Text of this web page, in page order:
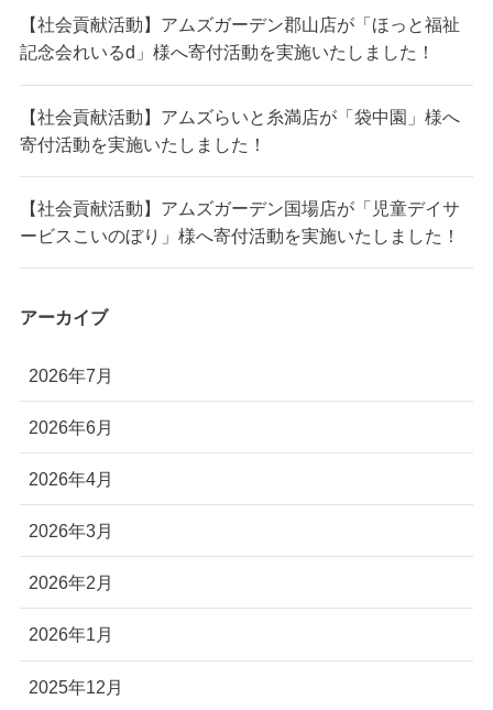
【社会貢献活動】アムズガーデン郡山店が「ほっと福祉
記念会れいるd」様へ寄付活動を実施いたしました！
【社会貢献活動】アムズらいと糸満店が「袋中園」様へ
寄付活動を実施いたしました！
【社会貢献活動】アムズガーデン国場店が「児童デイサ
ービスこいのぼり」様へ寄付活動を実施いたしました！
アーカイブ
2026年7月
2026年6月
2026年4月
2026年3月
2026年2月
2026年1月
2025年12月